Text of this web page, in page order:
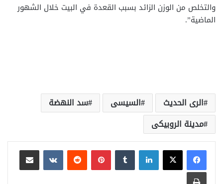
والتخلص من الوزن الزائد بسبب القعدة في البيت خلال الشهور
الماضية”.
الرى الحديث السيسى
سد النهضة
مدينة الروبيكى
لينكدإن بينتيريست
مشاركة عبر البريد
طباعة